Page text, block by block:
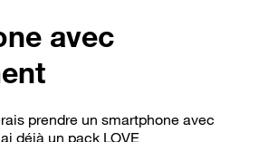
avec
prendre un smartphone avec
déjà un pack LOVE